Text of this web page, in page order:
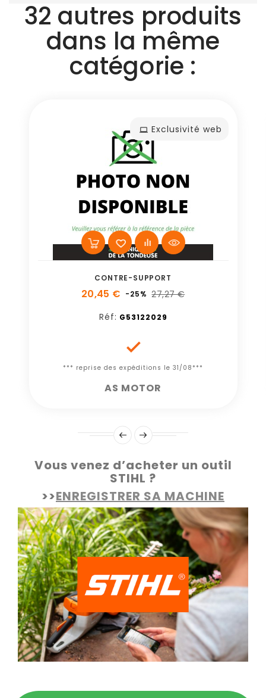
32 autres produits
dans la même
catégorie :
Exclusivité web
CONTRE-SUPPORT
20,45 € -25% 27,27 €
Réf: G53122029

*** reprise des expéditions le 31/08***
AS MOTOR
Vous venez d’acheter un outil
STIHL ?
>>ENREGISTRER SA MACHINE